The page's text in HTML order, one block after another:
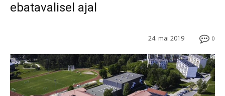
ebatavalisel ajal
0
24. mai 2019